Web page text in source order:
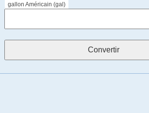
gallon Américain (gal)